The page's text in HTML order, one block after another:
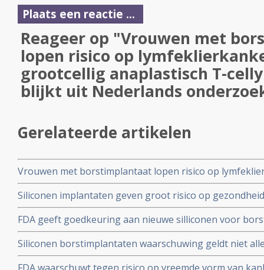
Plaats een reactie ...
Reageer op "Vrouwen met
lopen risico op
grootcellig anaplastisch T-
blijkt uit Nederlands
Gerelateerde artikelen
Vrouwen met borstimplantaat lopen risico op
grootcellig anaplastisch T-cellymfoom (ALCL) blijkt uit
Siliconen implantaten geven groot risico op
met een of meer allergiën.
FDA geeft goedkeuring aan nieuwe silliconen voor
Scientra, o.a. na 10 jarige studie bij 4782 vrouwen
Siliconen borstimplantaten waarschuwing geldt niet
voor alle gebruikte siliconen implantaten, aldus prof.